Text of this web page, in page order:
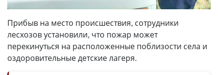
Прибыв на место происшествия, сотрудники
лесхозов установили, что пожар может
перекинуться на расположенные поблизости села и
оздоровительные детские лагеря.